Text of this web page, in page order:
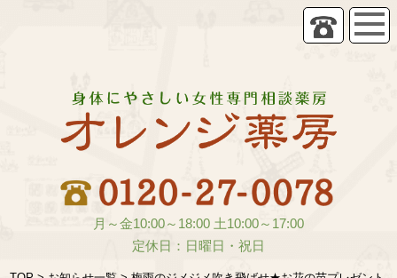
月～金10:00～18:00 土10:00～17:00
定休日：日曜日・祝日